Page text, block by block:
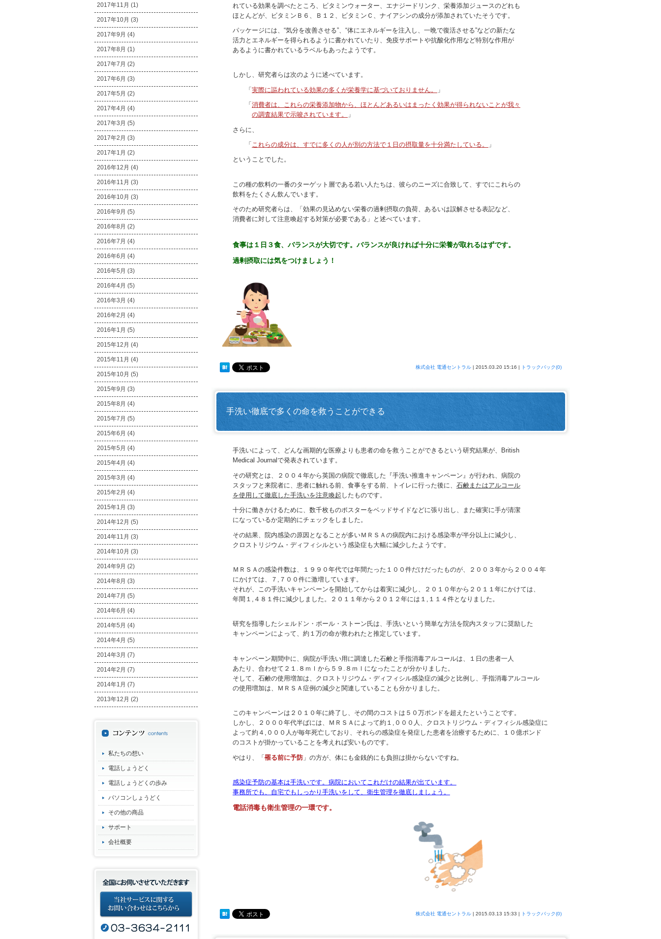
れている効果を調べたところ、ビタミンウォーター、エナジードリンク、栄養添加ジュースのどれも
ほとんどが、ビタミンＢ６、Ｂ１２、ビタミンＣ、ナイアシンの成分が添加されていたそうです。
パッケージには、“気分を改善させる”、“体にエネルギーを注入し、一晩で復活させる”などの新たな
活力とエネルギーを得られるように書かれていたり、免疫サポートや抗酸化作用など特別な作用が
あるように書かれているラベルもあったようです。
しかし、研究者らは次のように述べています。
「 実際に謳われている効果の多くが栄養学に基づいておりません。 」
「 消費者は、これらの栄養添加物から、ほとんどあるいはまったく効果が得られないことが我々
の調査結果で示唆されています。
」
さらに、
「 これらの成分は、すでに多くの人が別の方法で１日の摂取量を十分満たしている。 」
ということでした。
この種の飲料の一番のターゲット層である若い人たちは、彼らのニーズに合致して、すでにこれらの
飲料をたくさん飲んでいます。
そのため研究者らは、「効果の見込めない栄養の過剰摂取の負荷、あるいは誤解させる表記など、
消費者に対して注意喚起する対策が必要である」と述べています。
食事は１日３食、バランスが大切です。バランスが良ければ十分に栄養が取れるはずです。
過剰摂取には気をつけましょう！
株式会社 電通セントラル | 2015.03.20 15:16 | トラックバック(0)
手洗い徹底で多くの命を救うことができる
手洗いによって、どんな画期的な医療よりも患者の命を救うことができるという研究結果が、British
Medical Journalで発表されています。
その研究とは、２００４年から英国の病院で徹底した『手洗い推進キャンペーン』が行われ、病院の
スタッフと来院者に、患者に触れる前、食事をする前、トイレに行った後に、 石鹸またはアルコール
を使用して徹底した手洗いを注意喚起 したものです。
十分に働きかけるために、数千枚ものポスターをベッドサイドなどに張り出し、また確実に手が清潔
になっているか定期的にチェックをしました。
その結果、院内感染の原因となることが多いＭＲＳＡの病院内における感染率が半分以上に減少し、
クロストリジウム・ディフィシルという感染症も大幅に減少したようです。
ＭＲＳＡの感染件数は、１９９０年代では年間たった１００件だけだったものが、２００３年から２００４年
にかけては、７,７００件に激増しています。
それが、この手洗いキャンペーンを開始してからは着実に減少し、２０１０年から２０１１年にかけては、
年間１,４８１件に減少しました。２０１１年から２０１２年には１,１１４件となりました。
研究を指導したシェルドン・ポール・ストーン氏は、手洗いという簡単な方法を院内スタッフに奨励した
キャンペーンによって、約１万の命が救われたと推定しています。
キャンペーン期間中に、病院が手洗い用に調達した石鹸と手指消毒アルコールは、１日の患者一人
あたり、合わせて２１.８ｍｌから５９.８ｍｌになったことが分かりました。
そして、石鹸の使用増加は、クロストリジウム・ディフィシル感染症の減少と比例し、手指消毒アルコール
の使用増加は、ＭＲＳＡ症例の減少と関連していることも分かりました。
このキャンペーンは２０１０年に終了し、その間のコストは５０万ポンドを超えたということです。
しかし、２０００年代半ばには、ＭＲＳＡによって約１,０００人、クロストリジウム・ディフィシル感染症に
よって約４,０００人が毎年死亡しており、それらの感染症を発症した患者を治療するために、１０億ポンド
のコストが掛かっていることを考えれば安いものです。
やはり、「罹る前に予防 」の方が、体にも金銭的にも負担は掛からないですね。
感染症予防の基本は手洗いです。病院においてこれだけの結果が出ています。
事務所でも、自宅でもしっかり手洗いをして、衛生管理を徹底しましょう。
電話消毒も衛生管理の一環です。
株式会社 電通セントラル | 2015.03.13 15:33 | トラックバック(0)
2017年11月 (1)
2017年10月 (3)
2017年9月 (4)
2017年8月 (1)
2017年7月 (2)
2017年6月 (3)
2017年5月 (2)
2017年4月 (4)
2017年3月 (5)
2017年2月 (3)
2017年1月 (2)
2016年12月 (4)
2016年11月 (3)
2016年10月 (3)
2016年9月 (5)
2016年8月 (2)
2016年7月 (4)
2016年6月 (4)
2016年5月 (3)
2016年4月 (5)
2016年3月 (4)
2016年2月 (4)
2016年1月 (5)
2015年12月 (4)
2015年11月 (4)
2015年10月 (5)
2015年9月 (3)
2015年8月 (4)
2015年7月 (5)
2015年6月 (4)
2015年5月 (4)
2015年4月 (4)
2015年3月 (4)
2015年2月 (4)
2015年1月 (3)
2014年12月 (5)
2014年11月 (3)
2014年10月 (3)
2014年9月 (2)
2014年8月 (3)
2014年7月 (5)
2014年6月 (4)
2014年5月 (4)
2014年4月 (5)
2014年3月 (7)
2014年2月 (7)
2014年1月 (7)
2013年12月 (2)
私たちの想い
電話しょうどく
電話しょうどくの歩み
パソコンしょうどく
その他の商品
サポート
会社概要